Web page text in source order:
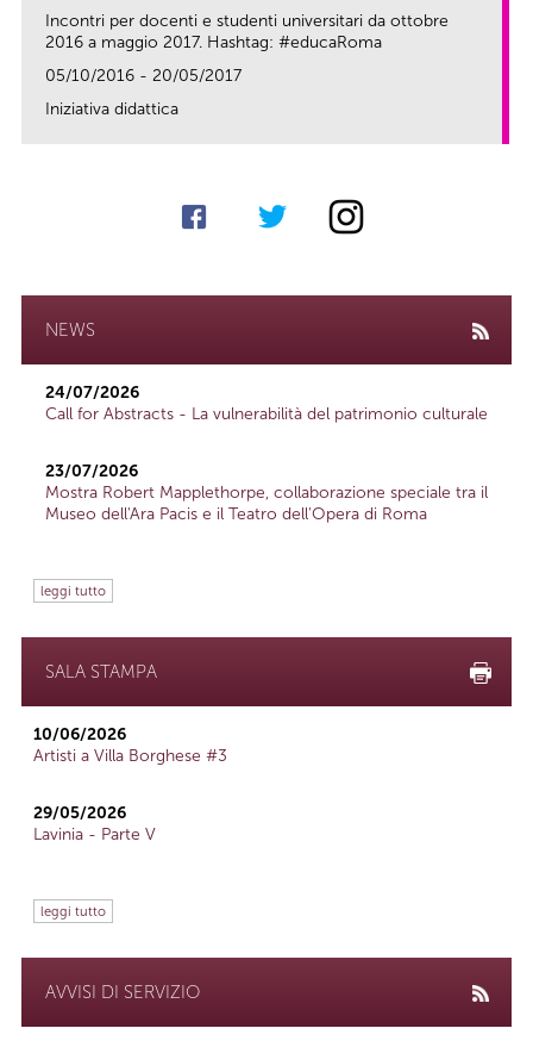
Incontri per docenti e studenti universitari da ottobre
2016 a maggio 2017. Hashtag: #educaRoma
05/10/2016 - 20/05/2017
Iniziativa didattica
NEWS
24/07/2026
Call for Abstracts - La vulnerabilità del patrimonio culturale
23/07/2026
Mostra Robert Mapplethorpe, collaborazione speciale tra il
Museo dell'Ara Pacis e il Teatro dell'Opera di Roma
leggi tutto
SALA STAMPA
10/06/2026
Artisti a Villa Borghese #3
29/05/2026
Lavinia - Parte V
leggi tutto
AVVISI DI SERVIZIO